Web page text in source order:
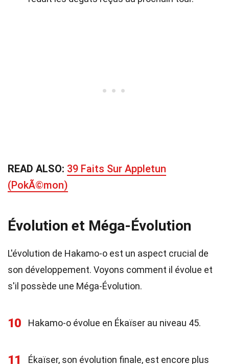
READ ALSO: 39 Faits Sur Appletun
(PokÃ©mon)
Évolution et Méga-Évolution
L'évolution de Hakamo-o est un aspect crucial de
son développement. Voyons comment il évolue et
s'il possède une Méga-Évolution.
10 Hakamo-o évolue en Ékaïser au niveau 45.
11
Ékaïser, son évolution finale, est encore plus